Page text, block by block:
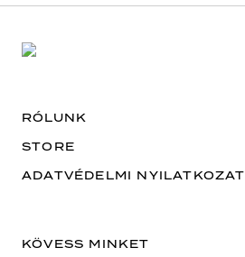
RÓLUNK
STORE
ADATVÉDELMI NYILATKOZAT
KÖVESS MINKET